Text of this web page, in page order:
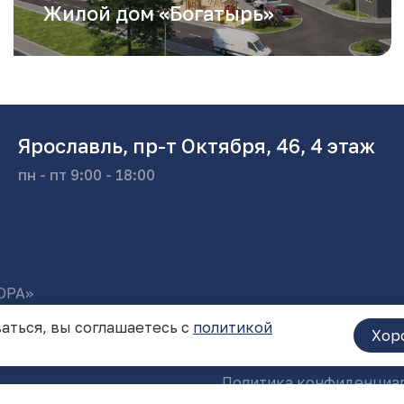
Жилой дом «Богатырь»
Ярославль, пр-т Октября, 46, 4 этаж
пн - пт 9:00 - 18:00
Политика
вы соглашаетесь с политикой